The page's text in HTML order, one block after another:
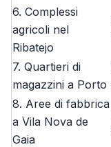
6. Complessi
agricoli nel
Ribatejo
7. Quartieri di
magazzini a Porto
8. Aree di fabbrica
a Vila Nova de
Gaia